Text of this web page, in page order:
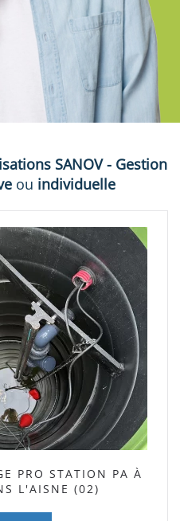
SANOV - Gestion
ou individuelle
PRO STATION PA À
L'AISNE (02)